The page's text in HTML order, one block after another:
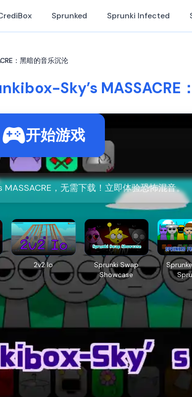
Sprunked Sprunki Infected
：黑暗的音乐沉沦
Sky’s MASSACRE
开始游戏
，无需下载！立即体验恐怖混音。
2v2 Io
Sprunki Swap
Showcase